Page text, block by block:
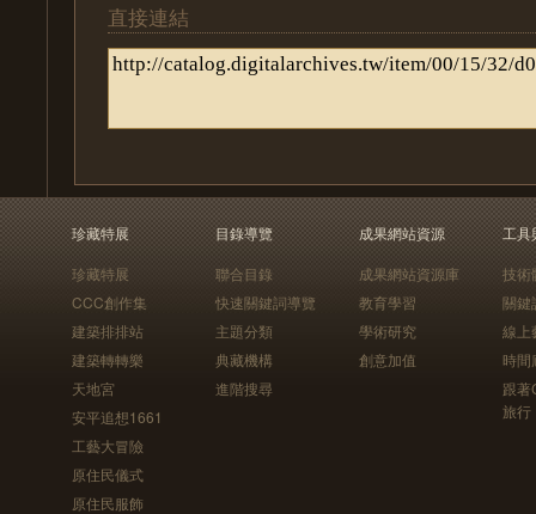
直接連結
珍藏特展
珍藏特展
CCC創作集
建築排排站
建築轉轉樂
天地宮
安平追想1661
工藝大冒險
原住民儀式
原住民服飾
目錄導覽
聯合目錄
快速關鍵詞導覽
主題分類
典藏機構
進階搜尋
成果網站資源
成果網站資源庫
教育學習
學術研究
創意加值
工具
技術
關鍵
線上
時間
跟
旅行